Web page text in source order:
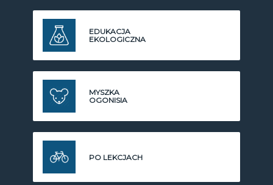
EDUKACJA
EKOLOGICZNA
MYSZKA
OGONISIA
PO LEKCJACH